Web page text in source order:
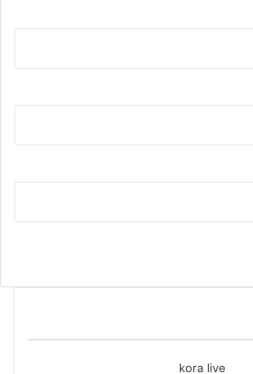
kora live